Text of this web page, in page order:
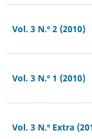
Vol. 3 N.º 2 (2010)
Vol. 3 N.º 1 (2010)
Vol. 3 N.º Extra